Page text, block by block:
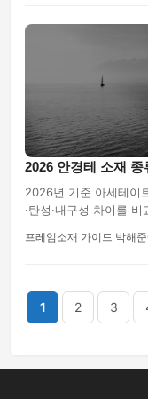
2026 안경테 소재
2026년 기준 아세테이
·탄성·내구성 차이를
프레임소재 가이드 박해준
1 2 3